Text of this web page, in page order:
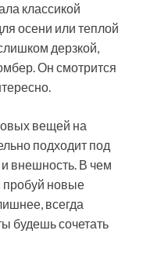
классикой
осени или теплой
дерзкой,
Он смотрится
вещей на
подходит под
внешность. В чем
пробуй новые
всегда
будешь сочетать